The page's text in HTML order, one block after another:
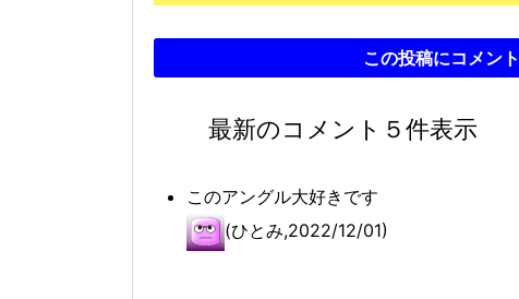
この投稿にコメン
最新のコメント５件表示
このアングル大好きです
(ひとみ,2022/12/01)